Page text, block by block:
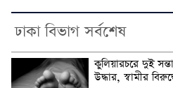
ঢাকা বিভাগ সর্বশেষ
কুলিয়ারচরে দুই
উদ্ধার, স্বামীর